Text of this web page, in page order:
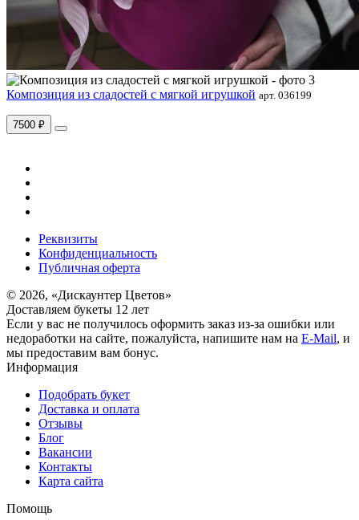
Композиция из сладостей с мягкой игрушкой арт. 036199
7500 ₽
Реквизиты
Конфиденциальность
Публичная оферта
© 2026, «Дискаунтер Цветов»
Доставляем букеты 12 лет
Если у вас не получилось оформить заказ из-за ошибки или
недоработки на сайте, пожалуйста, напишите нам на E-Mail, и
мы предоставим вам бонус.
Информация
Подобрать букет
Доставка и оплата
Отзывы
Блог
Вакансии
Контакты
Карта сайта
Помощь